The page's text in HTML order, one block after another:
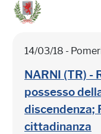
14/03/18 -
NARNI (TR) -
possesso
discendenza;
cittadinanza